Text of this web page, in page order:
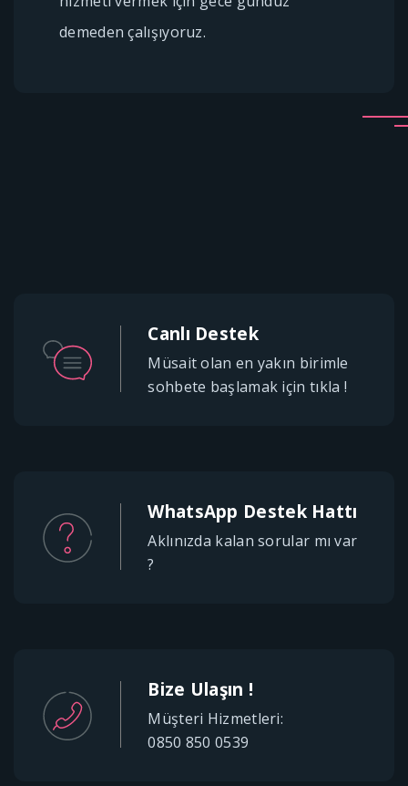
demeden çalışıyoruz.
Canlı Destek
Müsait olan en yakın birimle
sohbete başlamak için tıkla !
WhatsApp Destek Hattı
Aklınızda kalan sorular mı var
?
Bize Ulaşın !
Müşteri Hizmetleri:
0850 850 0539